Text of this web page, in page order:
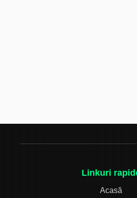
Linkuri
Acasă